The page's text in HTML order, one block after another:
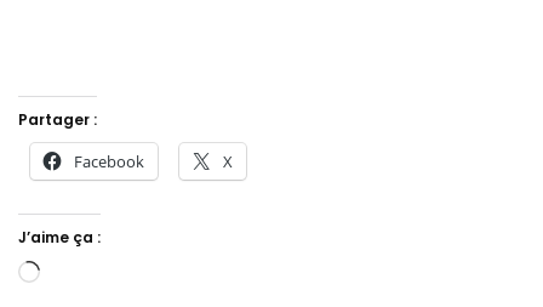
Partager :
Facebook X
J’aime ça :
Chargement…